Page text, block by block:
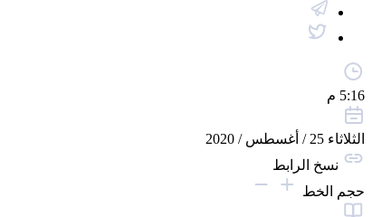
5:16 م
الثلاثاء 25 / أغسطس / 2020
نسخ الرابط
حجم الخط